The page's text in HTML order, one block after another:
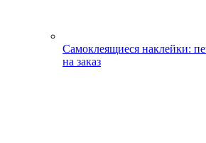
Самоклеящиеся наклейки:
на заказ